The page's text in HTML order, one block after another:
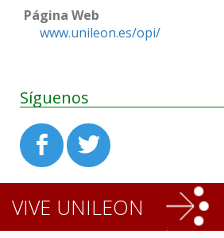
Página Web
www.unileon.es/opi/
Síguenos
VIVE UNILEON